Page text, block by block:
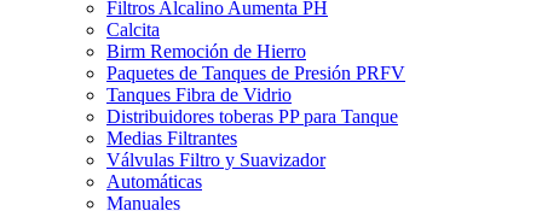
Filtros Alcalino Aumenta PH
Calcita
Birm Remoción de Hierro
Paquetes de Tanques de Presión PRFV
Tanques Fibra de Vidrio
Distribuidores toberas PP para Tanque
Medias Filtrantes
Válvulas Filtro y Suavizador
Automáticas
Manuales